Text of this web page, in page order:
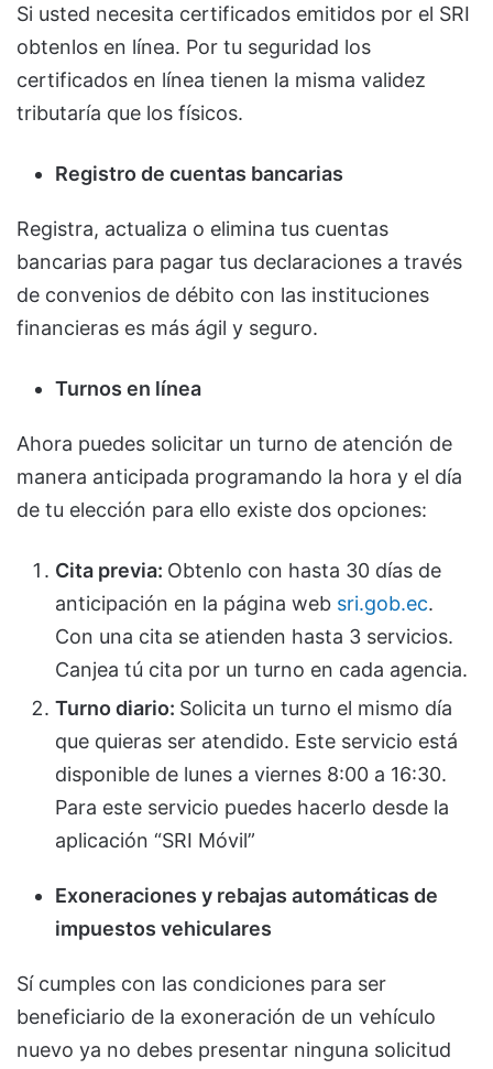
Si usted necesita certificados emitidos por el SRI
obtenlos en línea. Por tu seguridad los
certificados en línea tienen la misma validez
tributaría que los físicos.
Registro de cuentas bancarias
Registra, actualiza o elimina tus cuentas
bancarias para pagar tus declaraciones a través
de convenios de débito con las instituciones
financieras es más ágil y seguro.
Turnos en línea
Ahora puedes solicitar un turno de atención de
manera anticipada programando la hora y el día
de tu elección para ello existe dos opciones:
Cita previa: Obtenlo con hasta 30 días de
anticipación en la página web sri.gob.ec.
Con una cita se atienden hasta 3 servicios.
Canjea tú cita por un turno en cada agencia.
Turno diario: Solicita un turno el mismo día
que quieras ser atendido. Este servicio está
disponible de lunes a viernes 8:00 a 16:30.
Para este servicio puedes hacerlo desde la
aplicación “SRI Móvil”
Exoneraciones y rebajas automáticas de
impuestos vehiculares
Sí cumples con las condiciones para ser
beneficiario de la exoneración de un vehículo
nuevo ya no debes presentar ninguna solicitud